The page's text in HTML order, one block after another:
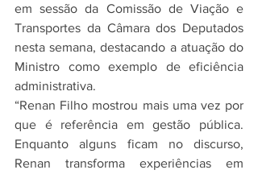
em sessão da Comissão de Viação e
Transportes da Câmara dos Deputados
nesta semana, destacando a atuação do
Ministro como exemplo de eficiência
administrativa.
“Renan Filho mostrou mais uma vez por
que é referência em gestão pública.
Enquanto alguns ficam no discurso,
Renan transforma experiências em